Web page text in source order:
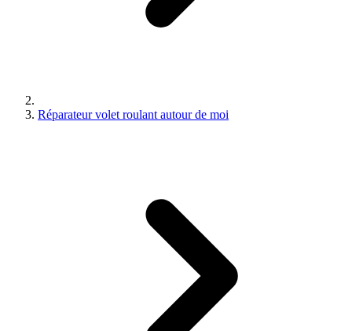
Réparateur volet roulant autour de moi